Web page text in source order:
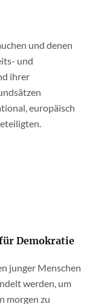
und denen
und
ihrer
europäisch
Demokratie
junger Menschen
werden, um
morgen zu